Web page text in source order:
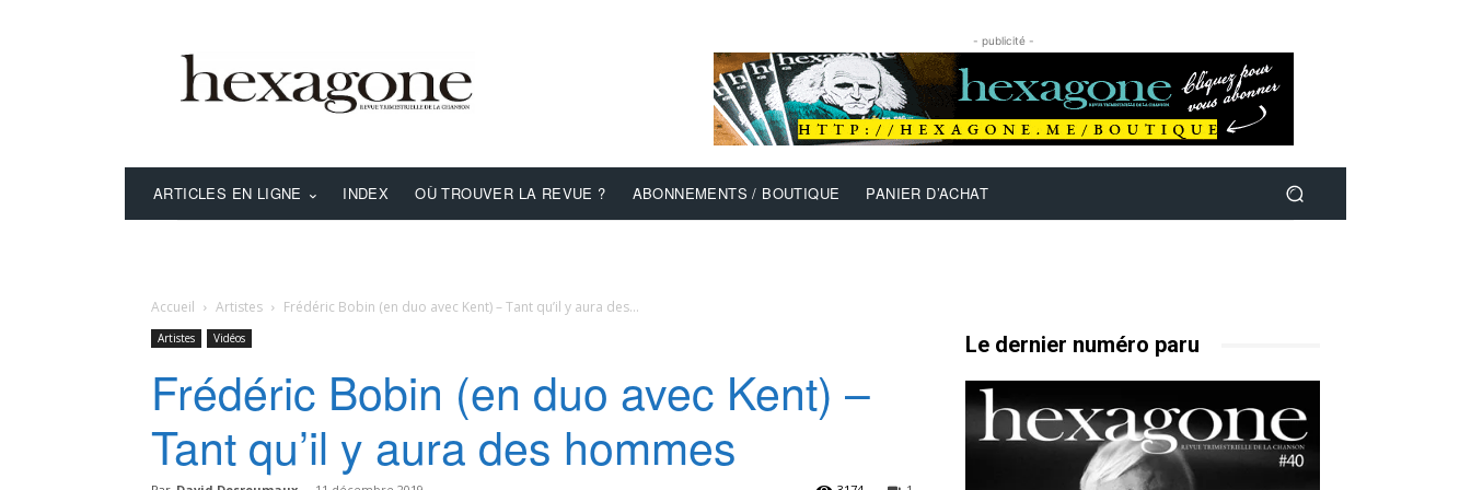
- publicité -
ARTICLES EN LIGNE INDEX OÙ TROUVER LA REVUE ? ABONNEMENTS / BOUTIQUE PANIER D’ACHAT
Accueil Artistes Frédéric Bobin (en duo avec Kent) – Tant qu’il y aura des...
Artistes Vidéos
Frédéric Bobin (en duo avec Kent) –
Tant qu’il y aura des hommes
Le dernier numéro paru